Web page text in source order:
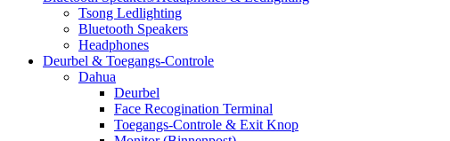
Tsong Ledlighting
Bluetooth Speakers
Headphones
Deurbel & Toegangs-Controle
Dahua
Deurbel
Face Recogination Terminal
Toegangs-Controle & Exit Knop